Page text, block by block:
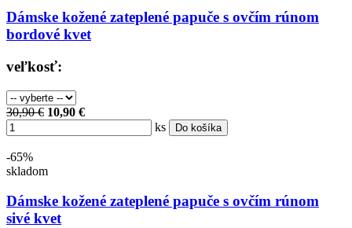
Dámske kožené zateplené papuče s ovčím rúnom
bordové kvet
veľkosť:
30,90 € 10,90 €
ks
Do košíka
-65%
skladom
Dámske kožené zateplené papuče s ovčím rúnom
sivé kvet